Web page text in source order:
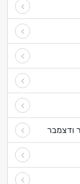
ודצמבר